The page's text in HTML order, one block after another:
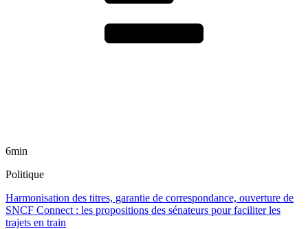
6min
Politique
Harmonisation des titres, garantie de correspondance, ouverture de
SNCF Connect : les propositions des sénateurs pour faciliter les
trajets en train